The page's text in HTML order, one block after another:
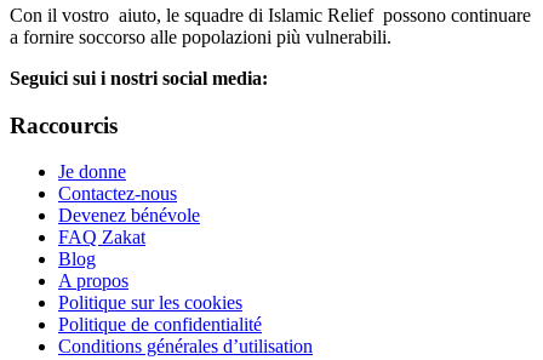
Con il vostro aiuto, le squadre di Islamic Relief possono continuare
a fornire soccorso alle popolazioni più vulnerabili.
Seguici sui i nostri social media:
Raccourcis
Je donne
Contactez-nous
Devenez bénévole
FAQ Zakat
Blog
A propos
Politique sur les cookies
Politique de confidentialité
Conditions générales d’utilisation